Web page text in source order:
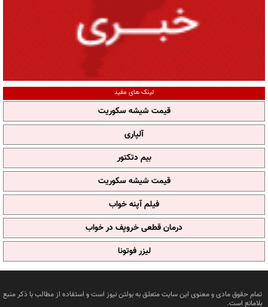
لینک های مفید
قیمت شیشه سکوریت
آلپاری
بیم دتکتور
قیمت شیشه سکوریت
فیلم آپنه خواب
درمان قطعی خروپف در خواب
لیزر فوتونا
تمام حقوق مادی و معنوی این سایت متعلق به بولتن نیوز است و استفاده از مطالب با ذکر منبع
بلامانع است.